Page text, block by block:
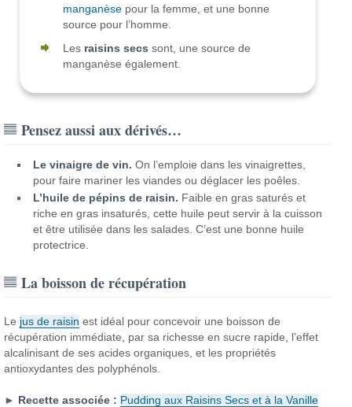
manganèse pour la femme, et une bonne
source pour l’homme.
Les raisins secs sont, une source de
manganèse également.
Pensez aussi aux dérivés…
Le vinaigre de vin. On l’emploie dans les vinaigrettes,
pour faire mariner les viandes ou déglacer les poêles.
L’huile de pépins de raisin. Faible en gras saturés et
riche en gras insaturés, cette huile peut servir à la cuisson
et être utilisée dans les salades. C’est une bonne huile
protectrice.
La boisson de récupération
Le jus de raisin est idéal pour concevoir une boisson de
récupération immédiate, par sa richesse en sucre rapide, l’effet
alcalinisant de ses acides organiques, et les propriétés
antioxydantes des polyphénols.
► Recette associée : Pudding aux Raisins Secs et à la Vanille